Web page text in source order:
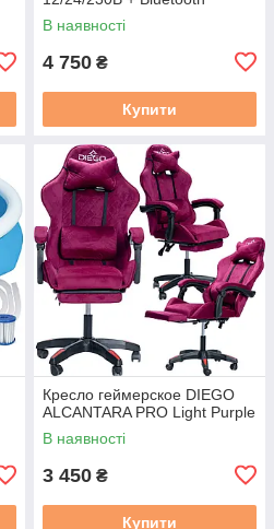
Toolme (Польша)
В наявності
4 750 ₴
Купити
Кресло геймерское DIEGO
ALCANTARA PRO Light Purple
В наявності
3 450 ₴
Купити